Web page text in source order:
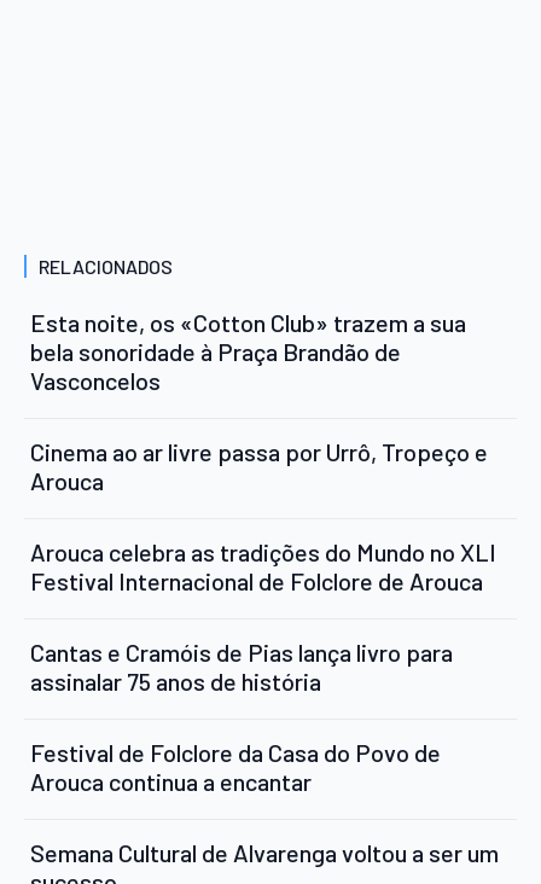
RELACIONADOS
Esta noite, os «Cotton Club» trazem a sua
bela sonoridade à Praça Brandão de
Vasconcelos
Cinema ao ar livre passa por Urrô, Tropeço e
Arouca
Arouca celebra as tradições do Mundo no XLI
Festival Internacional de Folclore de Arouca
Cantas e Cramóis de Pias lança livro para
assinalar 75 anos de história
Festival de Folclore da Casa do Povo de
Arouca continua a encantar
Semana Cultural de Alvarenga voltou a ser um